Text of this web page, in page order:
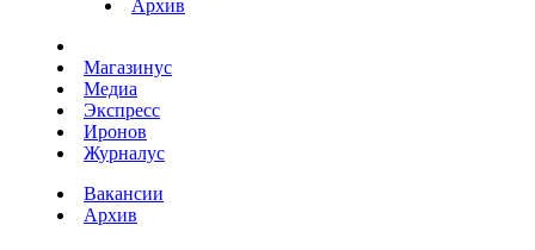
Архив
Магазинус
Медиа
Экспресс
Иронов
Журналус
Вакансии
Архив